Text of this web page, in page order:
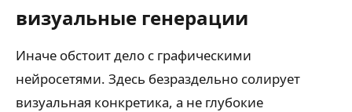
визуальные генерации
Иначе обстоит дело с графическими
нейросетями. Здесь безраздельно солирует
визуальная конкретика, а не глубокие